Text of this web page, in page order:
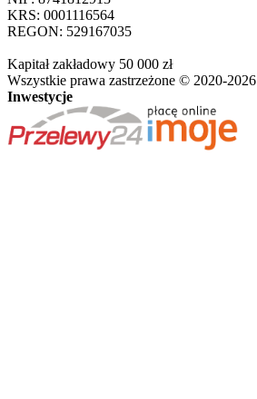
KRS: 0001116564
REGON: 529167035
Kapitał zakładowy 50 000 zł
Wszystkie prawa zastrzeżone © 2020-2026
Inwestycje